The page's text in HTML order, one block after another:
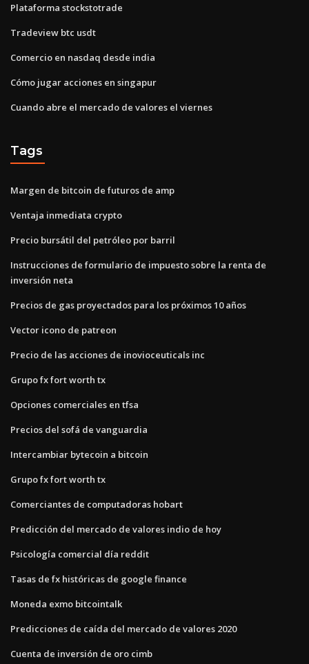
Plataforma stockstotrade
Tradeview btc usdt
Comercio en nasdaq desde india
Cómo jugar acciones en singapur
Cuando abre el mercado de valores el viernes
Tags
Margen de bitcoin de futuros de amp
Ventaja inmediata crypto
Precio bursátil del petróleo por barril
Instrucciones de formulario de impuesto sobre la renta de
inversión neta
Precios de gas proyectados para los próximos 10 años
Vector icono de patreon
Precio de las acciones de inovioceuticals inc
Grupo fx fort worth tx
Opciones comerciales en tfsa
Precios del sofá de vanguardia
Intercambiar bytecoin a bitcoin
Grupo fx fort worth tx
Comerciantes de computadoras hobart
Predicción del mercado de valores indio de hoy
Psicología comercial día reddit
Tasas de fx históricas de google finance
Moneda exmo bitcointalk
Predicciones de caída del mercado de valores 2020
Cuenta de inversión de oro cimb